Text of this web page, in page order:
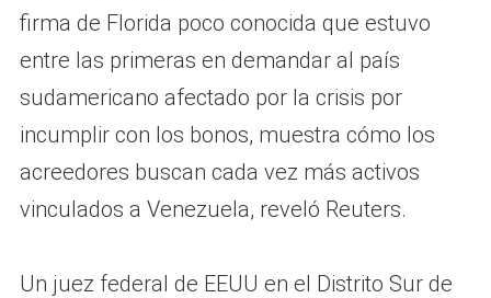
firma de Florida poco conocida que estuvo
entre las primeras en demandar al país
sudamericano afectado por la crisis por
incumplir con los bonos, muestra cómo los
acreedores buscan cada vez más activos
vinculados a Venezuela, reveló Reuters.
Un juez federal de EEUU en el Distrito Sur de